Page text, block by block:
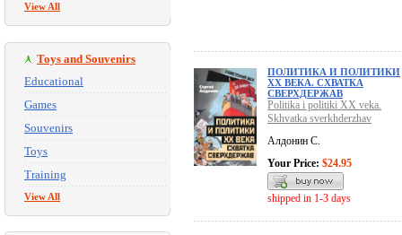
View All
Toys and Souvenirs
Educational
Games
Souvenirs
Toys
Training
View All
ПОЛИТИКА И ПОЛИТИКИ
XX ВЕКА. СХВАТКА
СВЕРХДЕРЖАВ
Politika i politiki XX veka.
Skhvatka sverkhderzhav
Алдонин С.
Your Price: $24.95
shipped in 1-3 days